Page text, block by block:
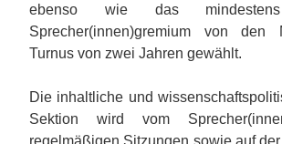
ebenso wie das mindestens
Sprecher(innen)gremium von den
Turnus von zwei Jahren gewählt.
Die inhaltliche und
Sektion wird vom
regelmäßigen Sitzungen sowie auf